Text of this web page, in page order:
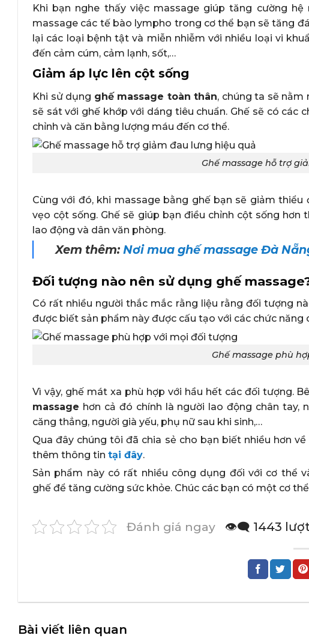
Khi bạn nghe thấy việc massage giúp tăng cường
massage các tế bào lympho trong cơ thể bạn sẽ tăng
lại các loại bệnh tật và miễn nhiễm với nhiều loại vi
đến cảm cúm, cảm lạnh, sốt,…
Giảm áp lực lên cột sống
Khi sử dụng ghế massage toàn thân, chúng ta sẽ nằm
sẽ sát với ghế khớp với dáng tiêu chuẩn. Ghế sẽ có
chỉnh và căn bằng lượng máu đến cơ thể.
Ghế massage hỗ trợ
Cùng với đó, khi massage bằng ghế bạn sẽ giảm
vẹo cột sống. Ghế sẽ giúp bạn điều chỉnh cột sống
lao động và dân văn phòng.
Xem thêm: Nơi mua ghế massage Đà
Đối tượng nào nên sử dụng ghế
Có rất nhiều người thắc mắc rằng liệu rằng đối tượng
được biết sản phẩm này được cấu tạo với các chức
Ghế massage phù
Vì vậy, ghế mát xa phù hợp với hầu hết các đối tượng.
massage hơn cả đó chính là người lao động chân tay,
căng thẳng, người già yếu, phụ nữ sau khi sinh,…
Qua đây chúng tôi đã chia sẻ cho bạn biết nhiều hơn về
thêm thông tin tại đây.
Sản phẩm này có rất nhiều công dụng đối với cơ thể
ghế để tăng cường sức khỏe. Chúc các bạn có một cơ
Đánh giá ngay 👁️‍🗨️ 1443
Bài viết liên quan